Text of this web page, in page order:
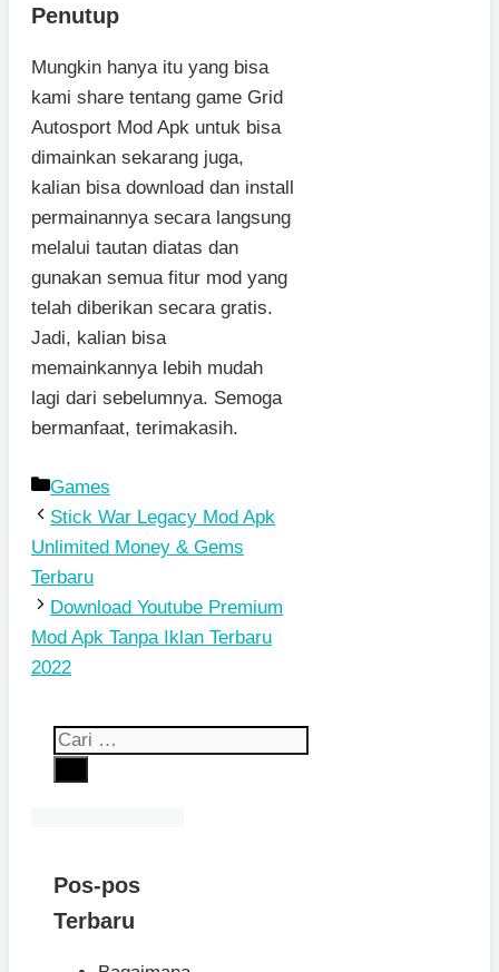
Penutup
Mungkin hanya itu yang bisa
kami share tentang game Grid
Autosport Mod Apk untuk bisa
dimainkan sekarang juga,
kalian bisa download dan install
permainannya secara langsung
melalui tautan diatas dan
gunakan semua fitur mod yang
telah diberikan secara gratis.
Jadi, kalian bisa
memainkannya lebih mudah
lagi dari sebelumnya. Semoga
bermanfaat, terimakasih.
Kategori
Games
Stick War Legacy Mod Apk
Unlimited Money & Gems
Terbaru
Download Youtube Premium
Mod Apk Tanpa Iklan Terbaru
2022
Cari
Pos-pos
Terbaru